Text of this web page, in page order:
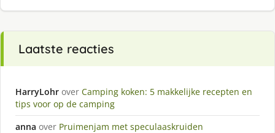
Laatste reacties
HarryLohr over Camping koken: 5 makkelijke recepten en
tips voor op de camping
anna over Pruimenjam met speculaaskruiden